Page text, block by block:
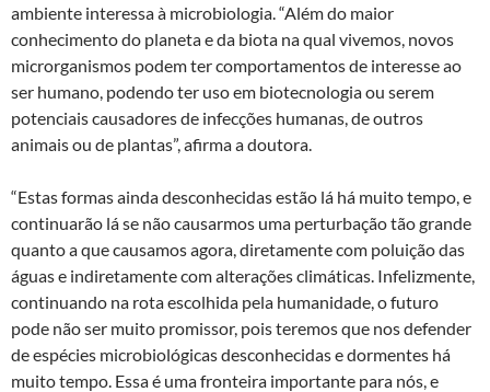
ambiente interessa à microbiologia. “Além do maior
conhecimento do planeta e da biota na qual vivemos, novos
microrganismos podem ter comportamentos de interesse ao
ser humano, podendo ter uso em biotecnologia ou serem
potenciais causadores de infecções humanas, de outros
animais ou de plantas”, afirma a doutora.
“Estas formas ainda desconhecidas estão lá há muito tempo, e
continuarão lá se não causarmos uma perturbação tão grande
quanto a que causamos agora, diretamente com poluição das
águas e indiretamente com alterações climáticas. Infelizmente,
continuando na rota escolhida pela humanidade, o futuro
pode não ser muito promissor, pois teremos que nos defender
de espécies microbiológicas desconhecidas e dormentes há
muito tempo. Essa é uma fronteira importante para nós, e